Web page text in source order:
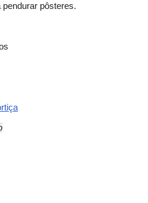
pôsteres.